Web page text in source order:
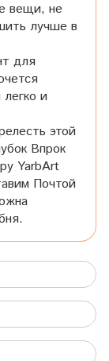
вещи, не
лучше в
для
и
этой
Впрок
YarbArt
Почтой